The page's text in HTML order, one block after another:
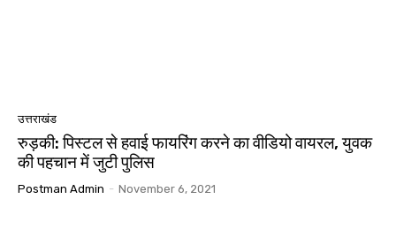
उत्तराखंड
रुड़की: पिस्टल से हवाई फायरिंग करने का वीडियो वायरल, युवक
की पहचान में जुटी पुलिस
Postman Admin - November 6, 2021